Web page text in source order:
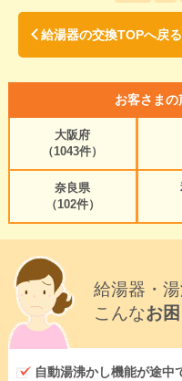
給湯器の交換TOPへ戻る
お客さま
大阪府
（1043件）
奈良県
（102件）
給湯器・
こんなお
自動湯沸かし機能が途中